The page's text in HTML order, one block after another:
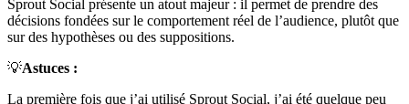
Sprout Social présente un atout majeur : il permet de prendre des
décisions fondées sur le comportement réel de l’audience, plutôt que
sur des hypothèses ou des suppositions.
💡Astuces :
La première fois que j’ai utilisé Sprout Social, j’ai été quelque peu